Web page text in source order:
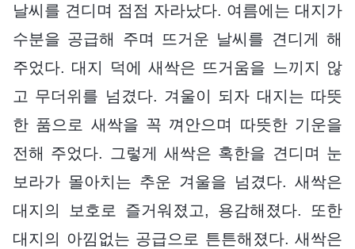
날씨를 견디며 점점 자라났다. 여름에는 대지가
수분을 공급해 주며 뜨거운 날씨를 견디게 해
주었다. 대지 덕에 새싹은 뜨거움을 느끼지 않
고 무더위를 넘겼다. 겨울이 되자 대지는 따뜻
한 품으로 새싹을 꼭 껴안으며 따뜻한 기운을
전해 주었다. 그렇게 새싹은 혹한을 견디며 눈
보라가 몰아치는 추운 겨울을 넘겼다. 새싹은
대지의 보호로 즐거워졌고, 용감해졌다. 또한
대지의 아낌없는 공급으로 튼튼해졌다. 새싹은